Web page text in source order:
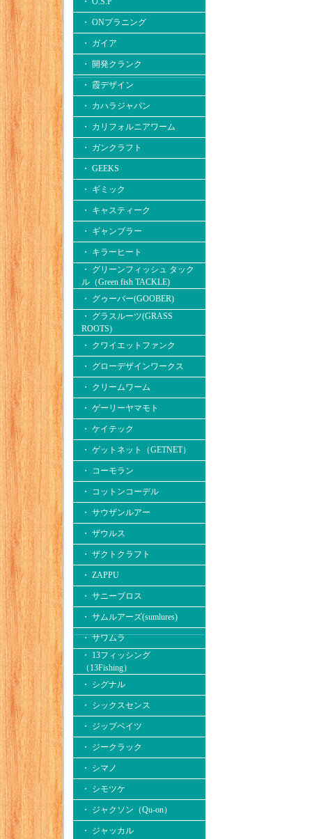
・ ONプラニング
・ ガイア
・ 開発クランク
・ 霞デザイン
・ カハラジャパン
・ カリフォルニアワーム
・ ガンクラフト
・ GEEKS
・ ギミック
・ キャスティーク
・ ギャンブラー
・ キラーヒート
・ グリーンフィッシュ タック
ル（Green fish TACKLE)
・ グゥーバー(GOOBER)
・ グラスルーツ(GRASS
ROOTS)
・ クワイエットファンク
・ グローデザインワークス
・ クリームワーム
・ ゲーリーヤマモト
・ ケイテック
・ ゲットネット（GETNET）
・ コーモラン
・ コットンコーデル
・ サウザンルアー
・ ザウルス
・ ザクトクラフト
・ ZAPPU
・ サニーブロス
・ サムルアーズ(sumlures)
・ サワムラ
・ 13フィッシング
（13Fishing）
・ シグナル
・ シックスセンス
・ ジップベイツ
・ ジークラック
・ シマノ
・ シモツケ
・ ジャクソン（Qu-on）
・ ジャッカル